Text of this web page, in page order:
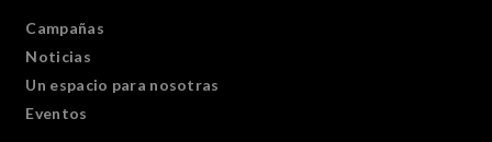
Campañas
Noticias
Un espacio para nosotras
Eventos